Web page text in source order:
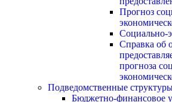
Прогноз
Социально-
Справка об
прогноза
Подведомственные
Бюджетно-финансовое